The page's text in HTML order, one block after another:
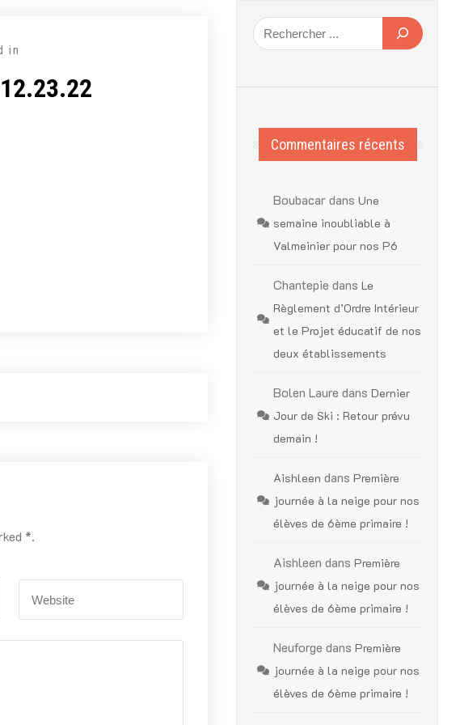
in
*.
Commentaires récents
BoubacardansUne
semaine inoubliable à
Valmeinier pour nos P6
Chantepie dansLe
Règlement d’Ordre Intérieur
et le Projet éducatif de nos
deux établissements
Bolen Laure dansDernier
Jour de Ski : Retour prévu
demain !
Aishleen dansPremière
journée à la neige pour nos
élèves de 6ème primaire !
Aishleen dansPremière
journée à la neige pour nos
élèves de 6ème primaire !
Neuforge dansPremière
journée à la neige pour nos
élèves de 6ème primaire !